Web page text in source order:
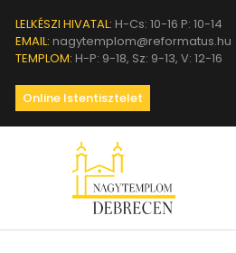
LELKÉSZI HIVATAL: H-Cs: 10-16 P: 10-14
EMAIL: nagytemplom@reformatus.hu
TEMPLOM: H-P: 9-18, Sz: 9-13, V: 12-16
Online Istentisztelet